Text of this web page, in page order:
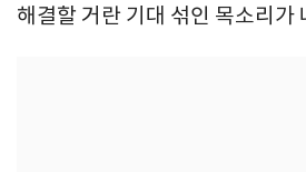
해결할 거란 기대 섞인 목소리가